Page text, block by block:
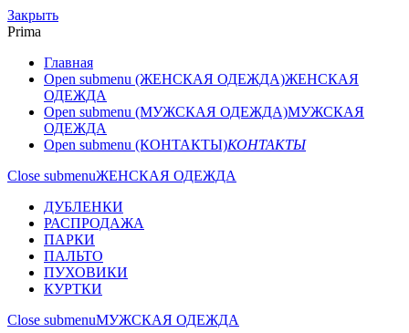
Закрыть
Prima
Главная
Open submenu (ЖЕНСКАЯ ОДЕЖДА)ЖЕНСКАЯ
ОДЕЖДА
Open submenu (МУЖСКАЯ ОДЕЖДА)МУЖСКАЯ
ОДЕЖДА
Open submenu (КОНТАКТЫ)КОНТАКТЫ
Close submenuЖЕНСКАЯ ОДЕЖДА
ДУБЛЕНКИ
РАСПРОДАЖА
ПАРКИ
ПАЛЬТО
ПУХОВИКИ
КУРТКИ
Close submenuМУЖСКАЯ ОДЕЖДА